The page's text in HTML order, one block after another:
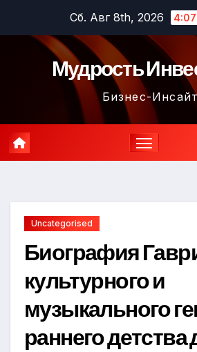
содержимому
Сб. Авг 8th, 2026
Мудрость
Бизнес-
Uncategorised
Биография
культурного и
музыкального
раннего детства